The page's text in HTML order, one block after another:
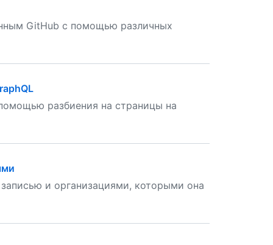
GitHub с помощью различных
разбиения на страницы на
и организациями, которыми она